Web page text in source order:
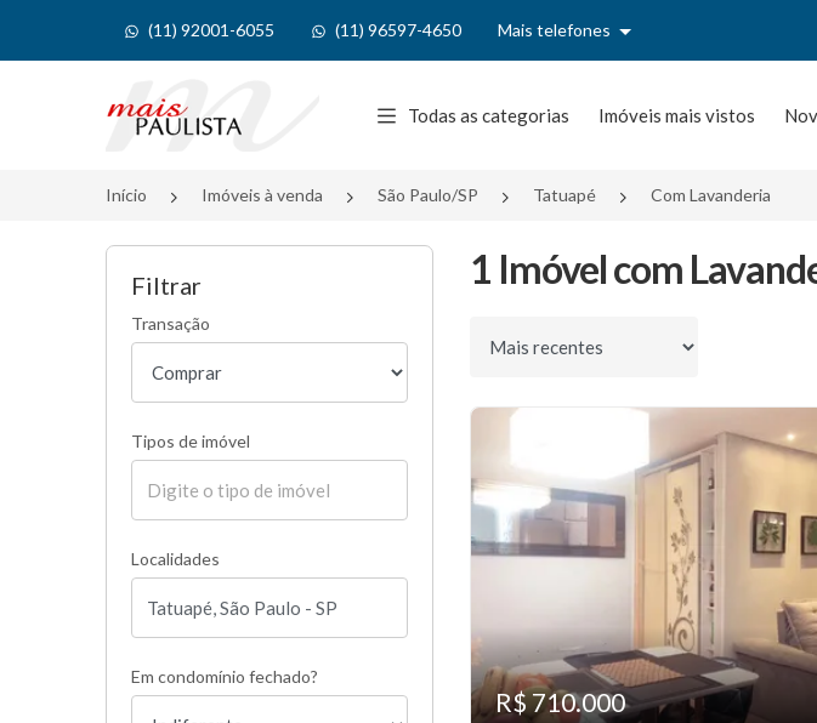
(11) 92001-6055 (11) 96597-4650 Mais telefones
Página inicial
Todas as categorias Imóveis mais vistos
Início Imóveis à venda São Paulo/SP Tatuapé Com Lavanderia
Filtrar
Transação
Tipos de imóvel
Localidades
Em condomínio fechado?
1 Imóvel com
Ordenar por
R$ 710.000